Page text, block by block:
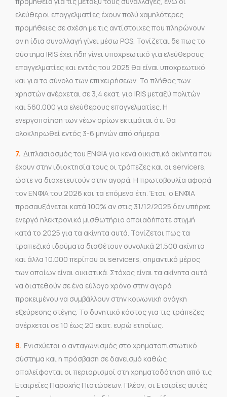
ελεύθεροι επαγγελματίες έχουν πολύ χαμηλότερες
προμήθειες σε σχέση με τις αντίστοιχες που πληρώνουν
αν η ίδια συναλλαγή γίνει μέσω POS. Τονίζεται δε πως το
σύστημα IRIS έχει ήδη γίνει υποχρεωτικό για ελεύθερους
επαγγελματίες και εντός του 2025 θα είναι υποχρεωτικό
και για το σύνολο των επιχειρήσεων. Το πλήθος των
χρηστών ανέρχεται σε 3,4 εκατ. για IRIS μεταξύ πολιτών
και 560.000 για ελεύθερους επαγγελματίες. Η
ενεργοποίηση των νέων ορίων εκτιμάται ότι θα
ολοκληρωθεί εντός 3-6 μηνών από σήμερα.
7. Διπλασιασμός του ΕΝΦΙΑ για κενά οικιστικά ακίνητα που
έχουν στην ιδιοκτησία τους οι τράπεζες και οι servicers,
ώστε να διοχετευτούν στην αγορά. Η πρωτοβουλία αφορά
τον ΕΝΦΙΑ του 2026 και τα επόμενα έτη. Έτσι, ο ΕΝΦΙΑ
προσαυξάνεται κατά 100% αν στις 31/12/2025 δεν υπήρχε
ενεργό ηλεκτρονικό μισθωτήριο οποιαδήποτε στιγμή
κατά το 2025 για τα ακίνητα αυτά. Τονίζεται πως τα
τραπεζικά ιδρύματα διαθέτουν συνολικά 21.500 ακίνητα
και άλλα 10.000 περίπου οι servicers, σημαντικό μέρος
των οποίων είναι οικιστικά. Στόχος είναι τα ακίνητα αυτά
να διατεθούν σε ένα εύλογο χρόνο στην αγορά
προκειμένου να συμβάλλουν στην κοινωνική ανάγκη
εξεύρεσης στέγης. Το δυνητικό κόστος για τις τράπεζες
ανέρχεται σε 10 έως 20 εκατ. ευρώ ετησίως.
8. Ενισχύεται ο ανταγωνισμός στο χρηματοπιστωτικό
σύστημα και η πρόσβαση σε δανεισμό καθώς
απαλείφονται οι περιορισμοί στη χρηματοδότηση από τις
Εταιρείες Παροχής Πιστώσεων. Πλέον, οι Εταιρίες αυτές